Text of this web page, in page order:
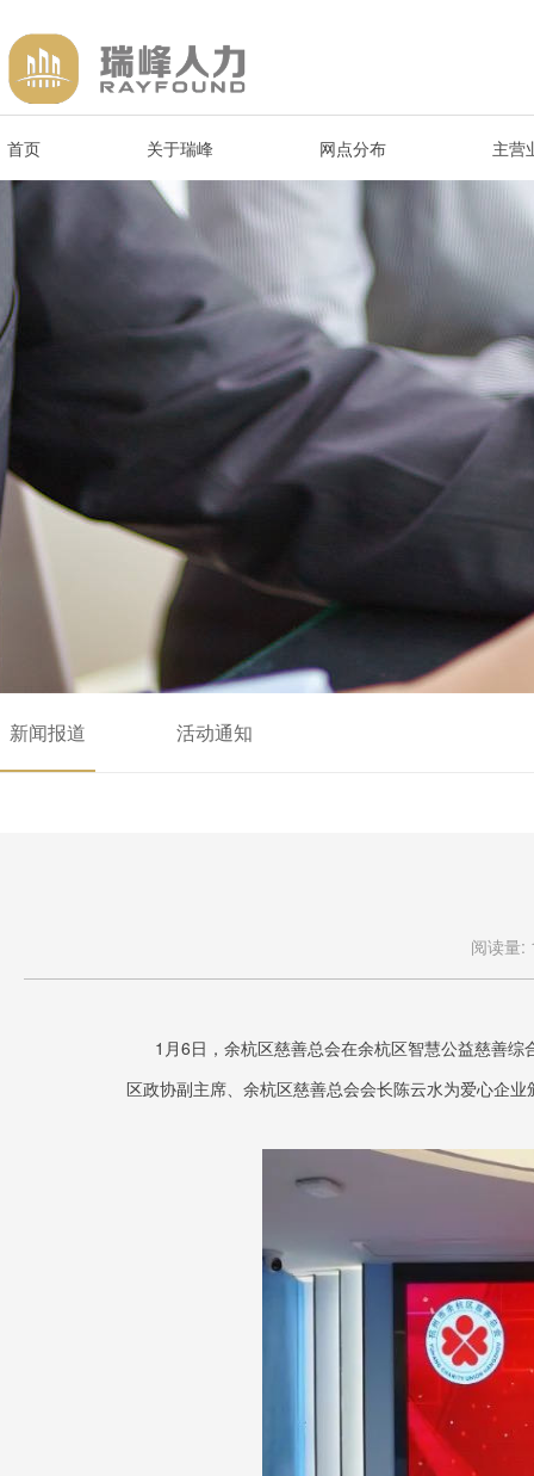
首页 关于瑞峰 网点分布 主营
新闻报道 活动通知
阅读量:
1月6日，余杭区慈善总会在余杭区智慧公益慈善综
区政协副主席、余杭区慈善总会会长陈云水为爱心企